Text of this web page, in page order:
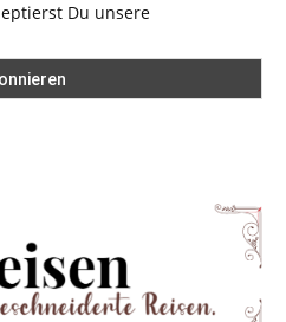
Du unsere